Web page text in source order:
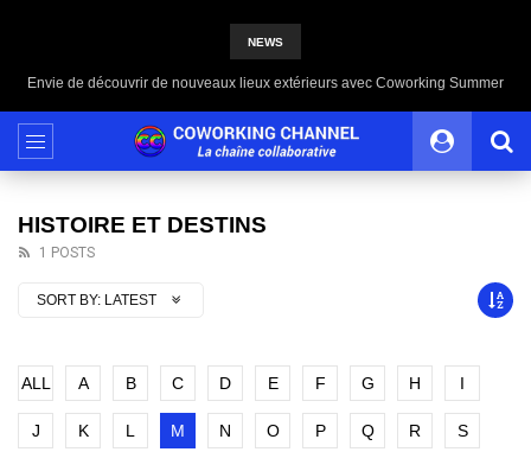
NEWS
Envie de découvrir de nouveaux lieux extérieurs avec Coworking Summer
HISTOIRE ET DESTINS
1 POSTS
SORT BY: LATEST
ALL A B C D E F G H I
J K L M N O P Q R S